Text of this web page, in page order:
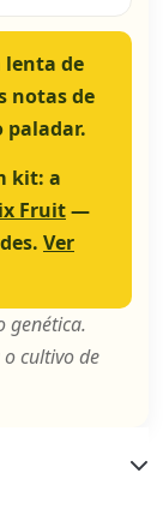
lenta de
notas de
paladar.
kit: a
Fruit—
Ver
genética.
o cultivo de